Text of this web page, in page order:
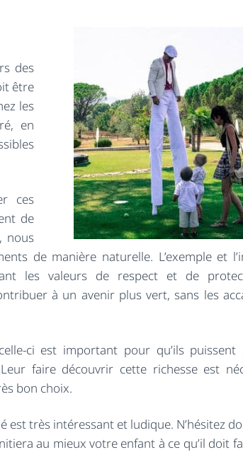
des
être
les
en
ces
de
nous
de manière naturelle. L’exemple et
les valeurs de respect et de
à un avenir plus vert, sans les
ci est important pour qu’ils puissent
faire découvrir cette richesse est
bon choix.
très intéressant et ludique. N’hésitez
au mieux votre enfant à ce qu’il doit
Cynthia JULIEN
6 years ago